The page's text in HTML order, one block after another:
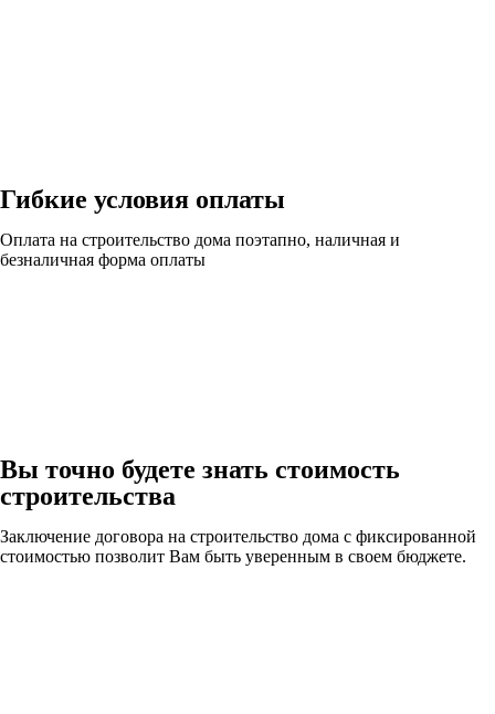
Гибкие условия оплаты
Оплата на строительство дома поэтапно, наличная и
безналичная форма оплаты
Вы точно будете знать стоимость
строительства
Заключение договора на строительство дома с фиксированной
стоимостью позволит Вам быть уверенным в своем бюджете.